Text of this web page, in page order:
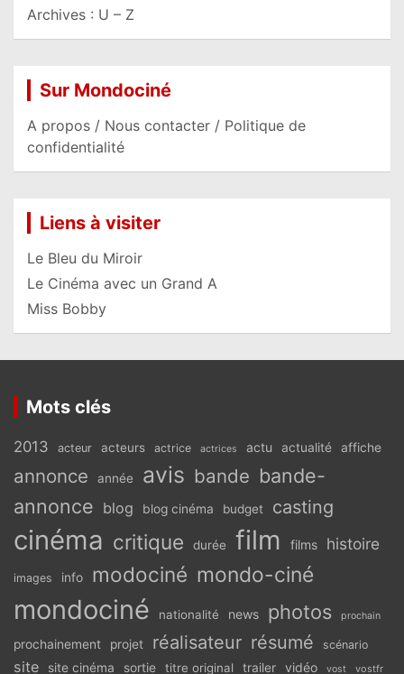
Archives : U – Z
Sur Mondociné
A propos / Nous contacter / Politique de
confidentialité
Liens à visiter
Le Bleu du Miroir
Le Cinéma avec un Grand A
Miss Bobby
Mots clés
2013 acteur acteurs actrice actrices actu actualité affiche
annonce année avis bande bande-
annonce blog blog cinéma budget casting
cinéma critique durée film films histoire
images info modociné mondo-ciné
mondociné nationalité news photos prochain
prochainement projet réalisateur résumé scénario
site site cinéma sortie titre original trailer vidéo vost vostfr